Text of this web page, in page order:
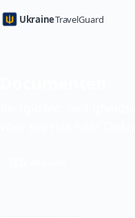
UkraineTravelGuard